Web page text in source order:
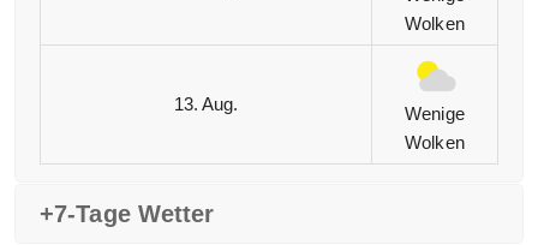
Wolken
13. Aug.
Wenige
Wolken
+7-Tage Wetter